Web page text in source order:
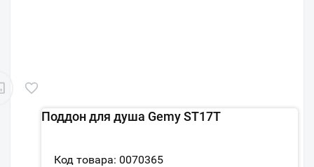
Поддон для душа Gemy ST17T
Код товара: 0070365